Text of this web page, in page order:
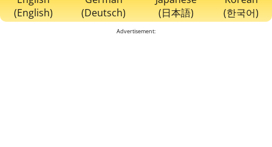
(English)
(Deutsch)
(日本語)
(한국어)
Advertisement: